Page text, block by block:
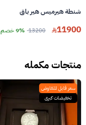
شنطة هيرميس هير باق
11900
13200 9% خصم
منتجات مكمله
سعر قابل للتفاوض
تخفيضات كبرى